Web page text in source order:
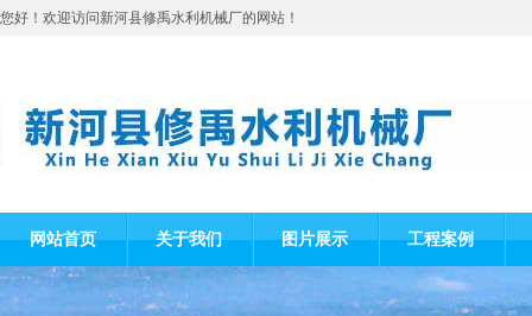
您好！欢迎访问新河县修禹水利机械厂的网站！
网站首页 关于我们 图片展示 工程案例